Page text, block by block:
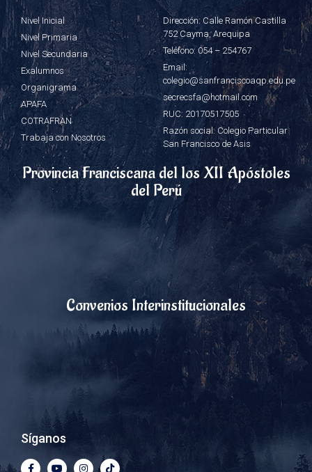
Nivel Inicial
Nivel Primaria
Nivel Secundaria
Exalumnos
Organigrama
APAFA
COTRAFRAN
Trabaja con Nosotros
Dirección: Calle Ramón Castilla
752 Cayma, Arequipa
Teléfono: 054 – 254767
Email:
colegio@sanfranciscoaqp.edu.pe
secrecsfa@hotmail.com
RUC: 20170517505
Razón social: Colegio Particular
San Francisco de Asis
Provincia Franciscana del los XII Apóstoles
del Perú
Convenios Interinstitucionales
Síganos